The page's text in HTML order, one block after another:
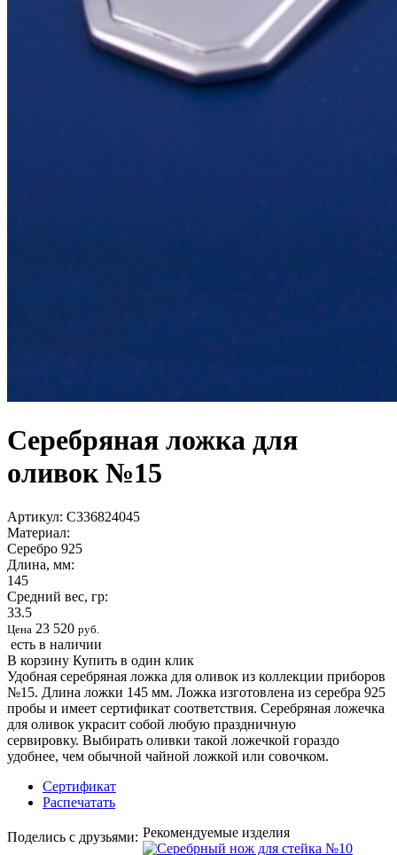
Серебряная ложка для
оливок №15
Артикул: С336824045
Материал:
Серебро 925
Длина, мм:
145
Средний вес, гр:
33.5
Цена 23 520 руб.
есть в наличии
В корзину Купить в один клик
Удобная серебряная ложка для оливок из коллекции приборов
№15. Длина ложки 145 мм. Ложка изготовлена из серебра 925
пробы и имеет сертификат соответствия. Серебряная ложечка
для оливок украсит собой любую праздничную
сервировку. Выбирать оливки такой ложечкой гораздо
удобнее, чем обычной чайной ложкой или совочком.
Сертификат
Распечатать
Поделись с друзьями: Рекомендуемые изделия